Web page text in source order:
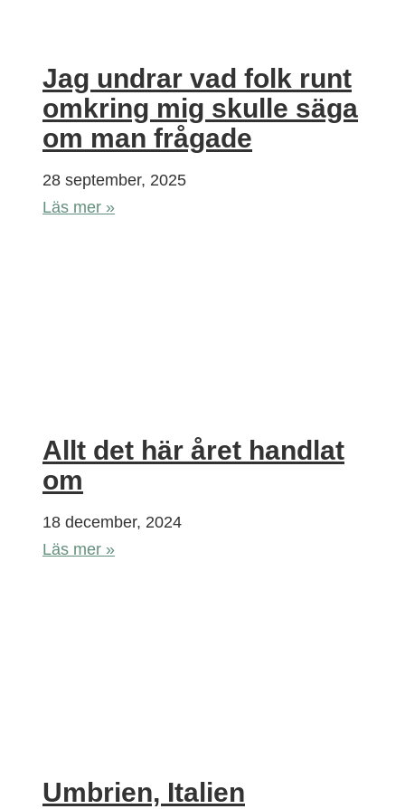
Jag undrar vad folk runt
omkring mig skulle säga
om man frågade
28 september, 2025
Läs mer »
Allt det här året handlat
om
18 december, 2024
Läs mer »
Umbrien, Italien